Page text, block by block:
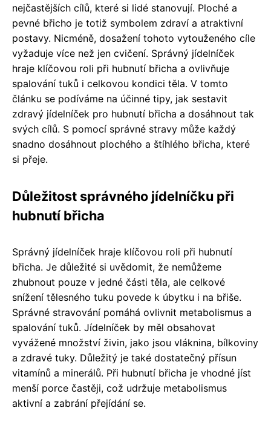
nejčastějších cílů, které si lidé stanovují. Ploché a
pevné břicho je totiž symbolem zdraví a atraktivní
postavy. Nicméně, dosažení tohoto vytouženého cíle
vyžaduje více než jen cvičení. Správný jídelníček
hraje klíčovou roli při hubnutí břicha a ovlivňuje
spalování tuků i celkovou kondici těla. V tomto
článku se podíváme na účinné tipy, jak sestavit
zdravý jídelníček pro hubnutí břicha a dosáhnout tak
svých cílů. S pomocí správné stravy může každý
snadno dosáhnout plochého a štíhlého břicha, které
si přeje.
Důležitost správného jídelníčku při
hubnutí břicha
Správný jídelníček hraje klíčovou roli při hubnutí
břicha. Je důležité si uvědomit, že nemůžeme
zhubnout pouze v jedné části těla, ale celkové
snížení tělesného tuku povede k úbytku i na břiše.
Správné stravování pomáhá ovlivnit metabolismus a
spalování tuků. Jídelníček by měl obsahovat
vyvážené množství živin, jako jsou vláknina, bílkoviny
a zdravé tuky. Důležitý je také dostatečný přísun
vitamínů a minerálů. Při hubnutí břicha je vhodné jíst
menší porce častěji, což udržuje metabolismus
aktivní a zabrání přejídání se.